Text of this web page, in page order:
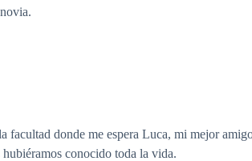
facultad donde me espera Luca, mi mejor
hubiéramos conocido toda la vida.